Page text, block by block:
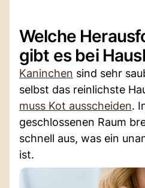
Welche
gibt es bei
Kaninchen sind sehr
selbst das reinlichste
muss Kot ausscheiden.
geschlossenen Raum
schnell aus, was ein
ist.